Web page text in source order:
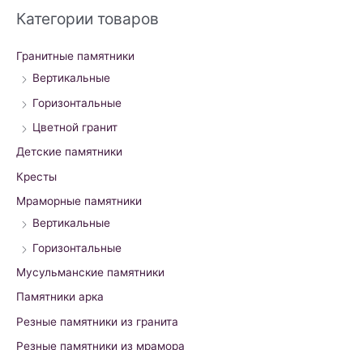
r
h
Категории товаров
Гранитные памятники
Вертикальные
Горизонтальные
Цветной гранит
Детские памятники
Кресты
Мраморные памятники
Вертикальные
Горизонтальные
Мусульманские памятники
Памятники арка
Резные памятники из гранита
Резные памятники из мрамора